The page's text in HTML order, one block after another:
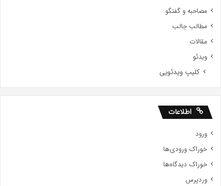
مصاحبه و گفتگو
مطالب جالب
مقالات
ویدئو
کلیپ ویدئویی
اطلاعات
ورود
خوراک ورودی‌ها
خوراک دیدگاه‌ها
وردپرس